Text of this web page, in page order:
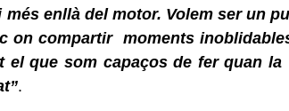
enllà del motor. Volem ser un
on compartir moments
el que som capaços de fer quan
.